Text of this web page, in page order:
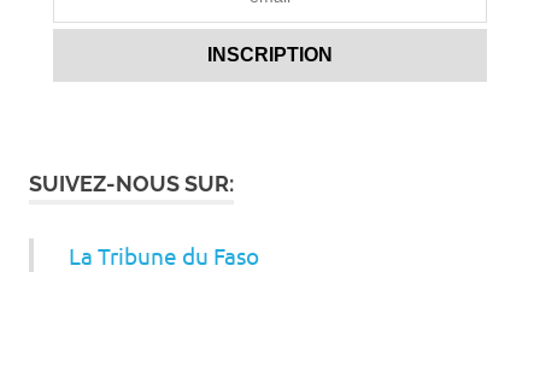
SUIVEZ-NOUS SUR:
La Tribune du Faso